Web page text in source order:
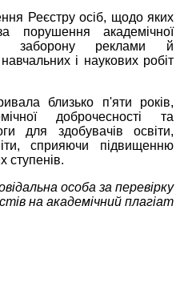
Реєстру осіб, щодо яких
порушення академічної
заборону реклами й
і наукових робіт
близько п'яти років,
доброчесності та
для здобувачів освіти,
сприяючи підвищенню
ступенів.
особа за перевірку
на академічний плагіат